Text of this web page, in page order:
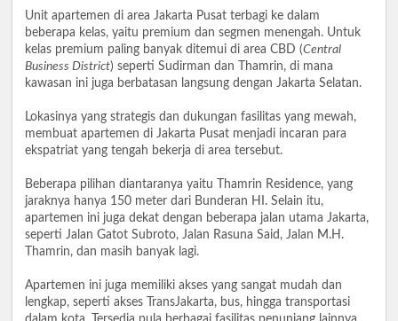
Unit apartemen di area Jakarta Pusat terbagi ke dalam
beberapa kelas, yaitu premium dan segmen menengah. Untuk
kelas premium paling banyak ditemui di area CBD (Central
Business District) seperti Sudirman dan Thamrin, di mana
kawasan ini juga berbatasan langsung dengan Jakarta Selatan.
Lokasinya yang strategis dan dukungan fasilitas yang mewah,
membuat apartemen di Jakarta Pusat menjadi incaran para
ekspatriat yang tengah bekerja di area tersebut.
Beberapa pilihan diantaranya yaitu Thamrin Residence, yang
jaraknya hanya 150 meter dari Bunderan HI. Selain itu,
apartemen ini juga dekat dengan beberapa jalan utama Jakarta,
seperti Jalan Gatot Subroto, Jalan Rasuna Said, Jalan M.H.
Thamrin, dan masih banyak lagi.
Apartemen ini juga memiliki akses yang sangat mudah dan
lengkap, seperti akses TransJakarta, bus, hingga transportasi